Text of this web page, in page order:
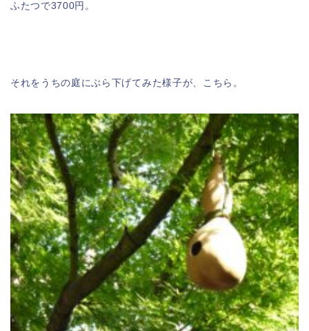
ふたつで3700円。
それをうちの庭にぶら下げてみた様子が、こちら。